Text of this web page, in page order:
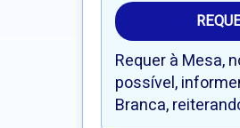
Requer à Mesa,
possível,
Branca,